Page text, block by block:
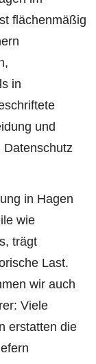
flächenmäßig
in
und
Datenschutz
in Hagen
wie
trägt
Last.
wir auch
Viele
erstatten die